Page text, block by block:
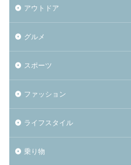
アウトドア
グルメ
スポーツ
ファッション
ライフスタイル
乗り物